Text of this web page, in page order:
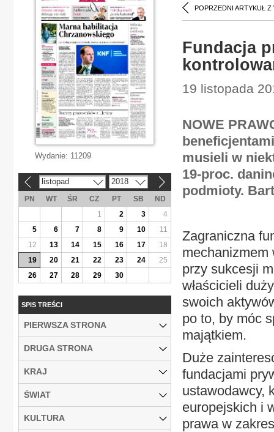
POPRZEDNI ARTYKUŁ Z
Fundacja
19 listopada
NOWE
musieli w
19-proc.
podmioty.
Zagraniczna
mechanizmem
przy sukcesji
właścicieli
swoich
po to, by móc
majątkiem.
Duże
fundacjami
ustawodawcy,
europejskich i
prawa w
Wydanie: 11209
listopad 2018
PN WT ŚR CZ PT SB
ND
1
2 3
4
5
6 7 8 9 10
11
12
13 14 15 16 17
18
19
20 21 22 23 24
25
26
27 28 29 30
SPIS TREŚCI
PIERWSZA STRONA
DRUGA STRONA
KRAJ
ŚWIAT
KULTURA